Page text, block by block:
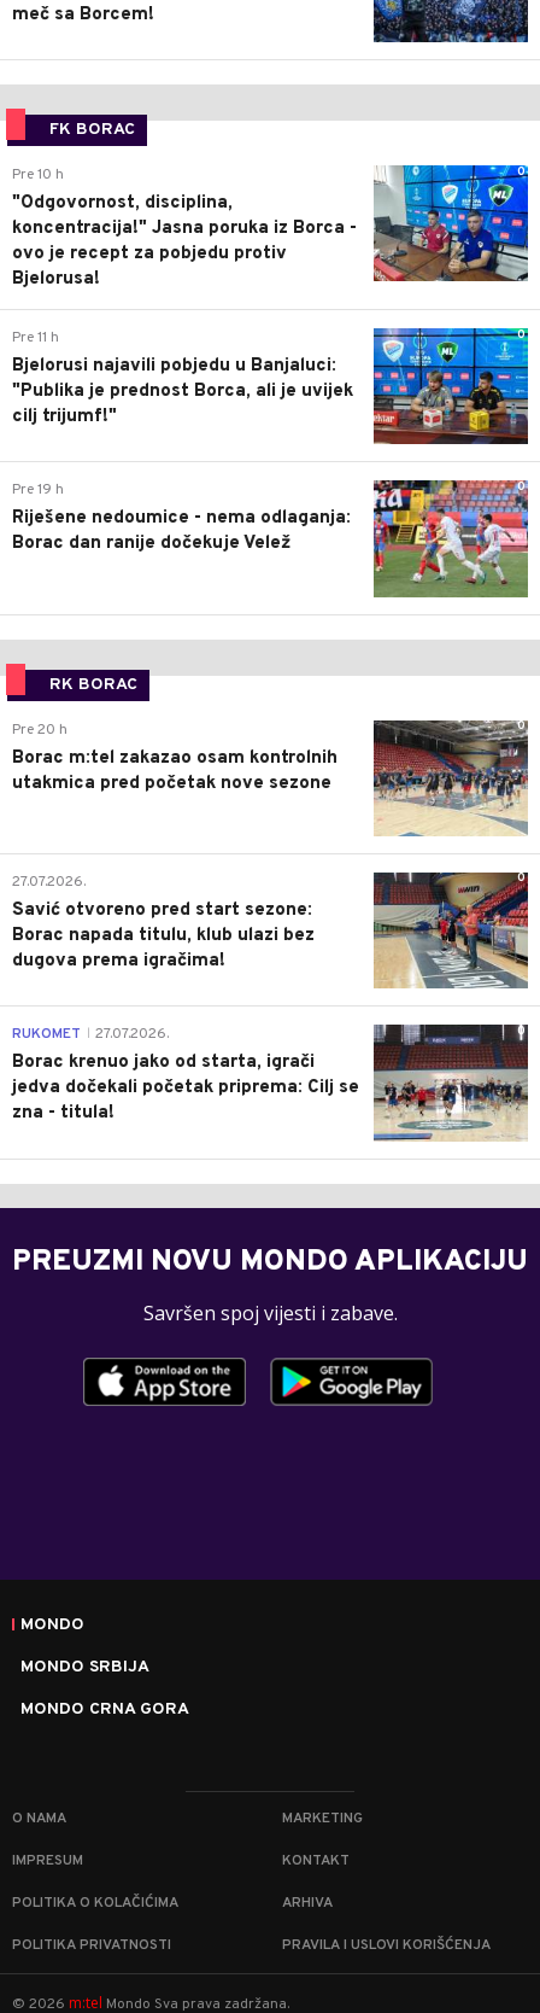
meč sa Borcem!
FK BORAC
0
Pre 10 h
"Odgovornost, disciplina,
koncentracija!" Jasna poruka iz Borca -
ovo je recept za pobjedu protiv
Bjelorusa!
0
Pre 11 h
Bjelorusi najavili pobjedu u Banjaluci:
"Publika je prednost Borca, ali je uvijek
cilj trijumf!"
0
Pre 19 h
Riješene nedoumice - nema odlaganja:
Borac dan ranije dočekuje Velež
RK BORAC
0
Pre 20 h
Borac m:tel zakazao osam kontrolnih
utakmica pred početak nove sezone
0
27.07.2026.
Savić otvoreno pred start sezone:
Borac napada titulu, klub ulazi bez
dugova prema igračima!
0
RUKOMET 27.07.2026.
Borac krenuo jako od starta, igrači
jedva dočekali početak priprema: Cilj se
zna - titula!
PREUZMI NOVU MONDO APLIKACIJU
Savršen spoj vijesti i zabave.
MONDO
MONDO SRBIJA
MONDO CRNA GORA
O NAMA MARKETING
IMPRESUM KONTAKT
POLITIKA O KOLAČIĆIMA ARHIVA
POLITIKA PRIVATNOSTI PRAVILA I USLOVI KORIŠĆENJA
© 2026 m:tel Mondo Sva prava zadržana.